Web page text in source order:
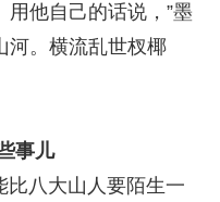
他自己的话说，”墨
河。横流乱世杈椰
事儿
八大山人要陌生一